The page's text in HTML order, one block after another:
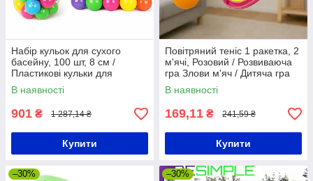
Набір кульок для сухого
басейну, 100 шт, 8 см /
Пластикові кульки для
басейну / Кульки для
дитячого манежу
В наявності
901 ₴ 1 287,14 ₴
Купити
Повітряний теніс 1 ракетка, 2
м'ячі, Розовий / Розвиваюча
гра Злови м'яч / Дитяча гра
кидай лови м'яч
В наявності
169,11 ₴ 241,59 ₴
Купити
–30% –30%